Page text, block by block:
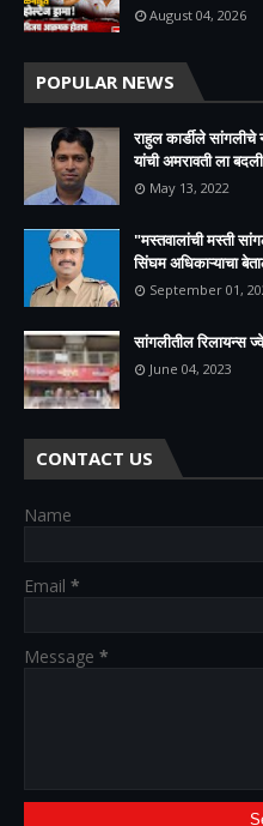
August 04, 2026
POPULAR NEWS
राहुल कार्डीले सांगलीचे
यांची अमरावती ला
May 13, 2022
"मस्तवालांची मस्ती
सिंघम अधिकाऱ्याचा
September 01,
सांगलीतील रिलायन्स
June 04, 2023
CONTACT US
Name
Email *
Message *